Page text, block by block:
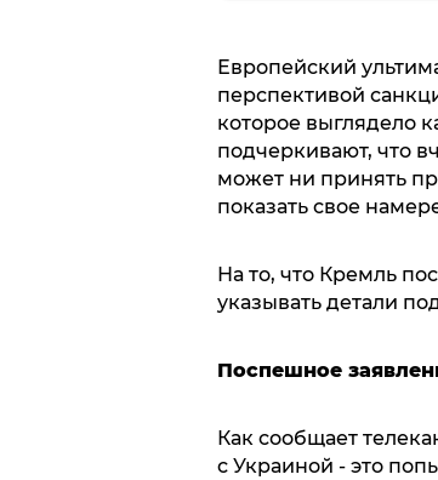
Европейский
перспективой
которое выглядело
подчеркивают, что
может ни принять
показать свое
На то, что Кремль
указывать детали
Поспешное
Как сообщает
с Украиной - это